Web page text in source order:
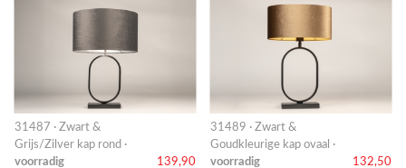
31487 · Zwart &
Grijs/Zilver kap rond ·
voorradig
139,90
31489 · Zwart &
Goudkleurige kap ovaal ·
voorradig
132,50